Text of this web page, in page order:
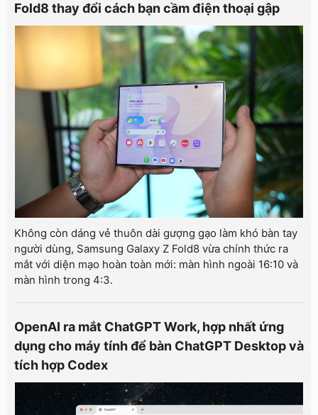
Fold8 thay đổi cách bạn cầm điện thoại gập
Không còn dáng vẻ thuôn dài gượng gạo làm khó bàn tay
người dùng, Samsung Galaxy Z Fold8 vừa chính thức ra
mắt với diện mạo hoàn toàn mới: màn hình ngoài 16:10 và
màn hình trong 4:3.
OpenAI ra mắt ChatGPT Work, hợp nhất ứng
dụng cho máy tính để bàn ChatGPT Desktop và
tích hợp Codex